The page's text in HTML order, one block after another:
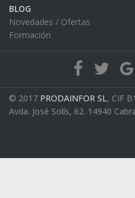
BLOG
Novedades / Ofertas
Formación
© 2017 PRODAINFOR SL, CIF
Avda. José Solís, 62. 14940